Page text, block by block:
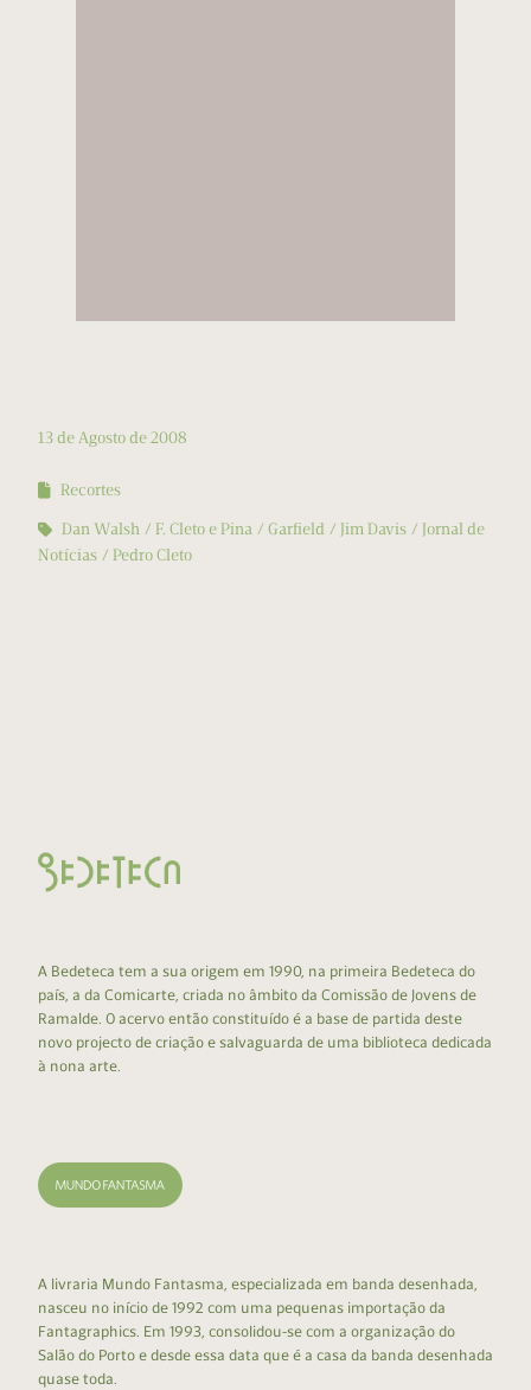
13 de Agosto de 2008
Recortes
Dan Walsh
F. Cleto e Pina Garfield Jim Davis
Jornal de
Notícias
Pedro Cleto
A Bedeteca tem a sua origem em 1990, na primeira Bedeteca do
país, a da Comicarte, criada no âmbito da Comissão de Jovens de
Ramalde. O acervo então constituído é a base de partida deste
novo projecto de criação e salvaguarda de uma biblioteca dedicada
à nona arte.
A livraria Mundo Fantasma, especializada em banda desenhada,
nasceu no início de 1992 com uma pequenas importação da
Fantagraphics. Em 1993, consolidou-se com a organização do
Salão do Porto e desde essa data que é a casa da banda desenhada
quase toda.